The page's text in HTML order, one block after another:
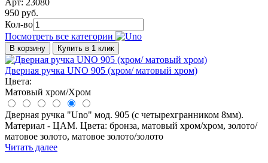
Арт: 23080
950 руб.
Кол-во
Посмотреть все категории
В корзину Купить в 1 клик
Дверная ручка UNO 905 (хром/ матовый хром)
Цвета:
Матовый хром/Хром
Дверная ручка "Uno" мод. 905 (с четырехгранником 8мм).
Материал - ЦАМ. Цвета: бронза, матовый хром/хром, золото/
матовое золото, матовое золото/золото
Читать далее